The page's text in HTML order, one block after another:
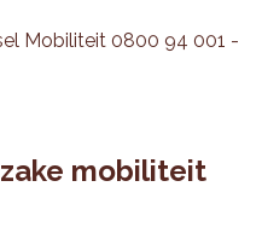
Mobiliteit 0800 94 001 -
mobiliteit